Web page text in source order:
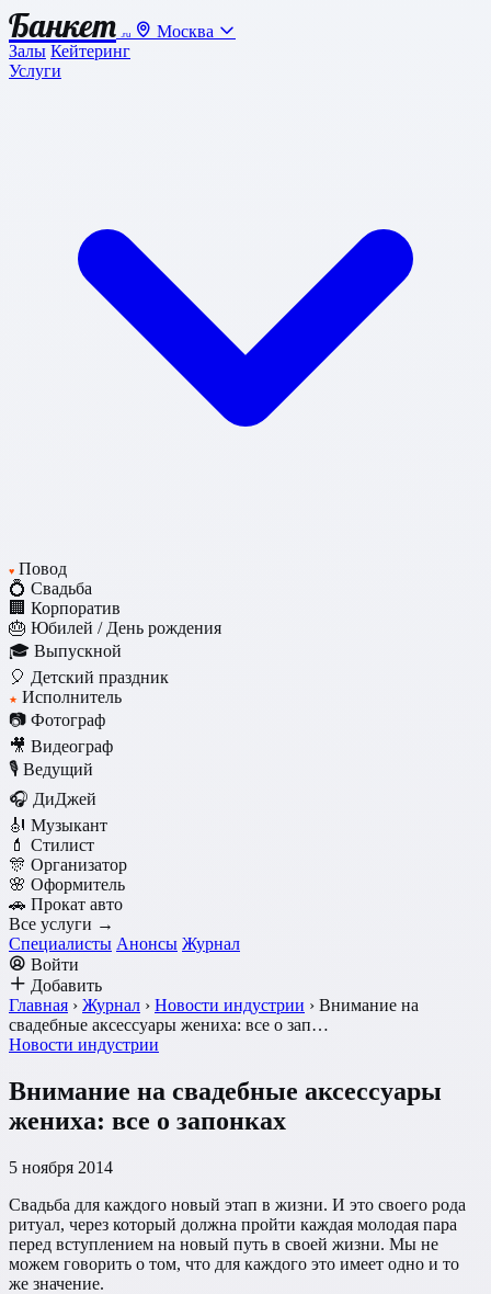
Банкет .ru
Москва
Залы Кейтеринг
Услуги
♥ Повод
💍 Свадьба
🏢 Корпоратив
🎂 Юбилей / День рождения
🎓 Выпускной
🎈 Детский праздник
★ Исполнитель
📷 Фотограф
🎥 Видеограф
🎙️ Ведущий
🎧 ДиДжей
🎻 Музыкант
💄 Стилист
🎊 Организатор
🌸 Оформитель
🚗 Прокат авто
Все услуги →
Специалисты Анонсы Журнал
Войти
Добавить
Главная › Журнал › Новости индустрии › Внимание на
свадебные аксессуары жениха: все о зап…
Новости индустрии
Внимание на свадебные аксессуары
жениха: все о запонках
5 ноября 2014
Свадьба для каждого новый этап в жизни. И это своего рода
ритуал, через который должна пройти каждая молодая пара
перед вступлением на новый путь в своей жизни. Мы не
можем говорить о том, что для каждого это имеет одно и то
же значение.